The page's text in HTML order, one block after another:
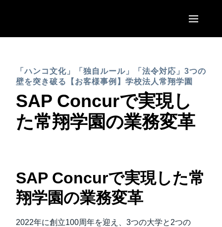
United States (English)
Canada (English)
Canada (Français)
México (Español)
EUROPE
United Kingdom (English)
France (Français)
Nederlands (English)
Sweden (English)
Denmark (English)
ASIA PACIFIC
Australia (English)
日本（日本語)
Singapore (English)
「ハンコ文化」「独自ルール」「法令対応」3つの
壁を突き破る【お客様事例】学校法人常翔学園
SAP Concurで実現し
た常翔学園の業務変革
SAP Concurで実現した常
翔学園の業務変革
2022年に創立100周年を迎え、3つの大学と2つの